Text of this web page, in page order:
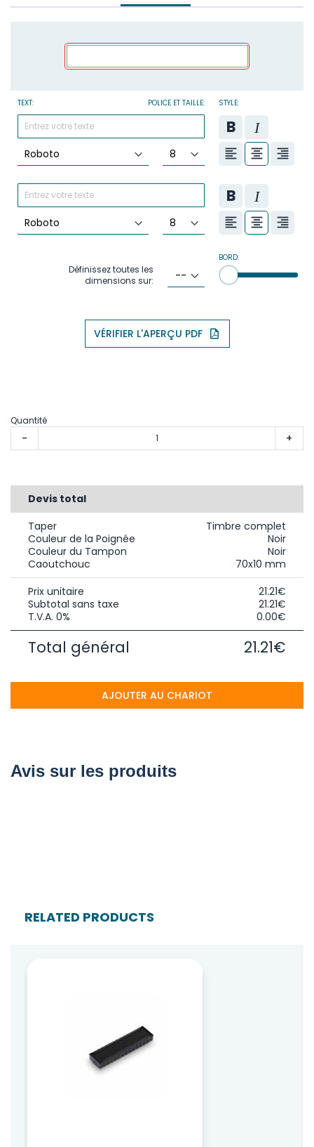
TEXT: POLICE ET TAILLE: STYLE:
Définissez toutes les
dimensions sur:
BORD:
VÉRIFIER L'APERÇU PDF
Avis sur les produits
Quantité
- +
Devis total
Taper
Timbre complet
Couleur de la Poignée
Noir
Couleur du Tampon
Noir
Caoutchouc
70x10 mm
Prix unitaire
21.21€
Subtotal sans taxe
21.21€
T.V.A. 0%
0.00€
Total général 21.21€
AJOUTER AU CHARIOT
RELATED PRODUCTS